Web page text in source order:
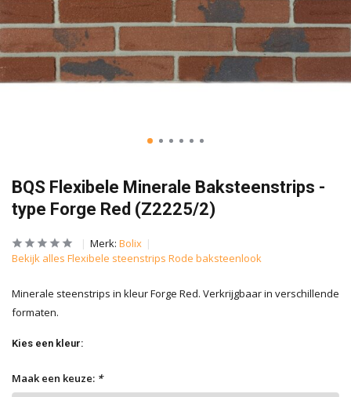
BQS Flexibele Minerale Baksteenstrips -
type Forge Red (Z2225/2)
Merk: Bolix
Bekijk alles Flexibele steenstrips Rode baksteenlook
Minerale steenstrips in kleur Forge Red. Verkrijgbaar in verschillende
formaten.
Kies een kleur:
Maak een keuze: *